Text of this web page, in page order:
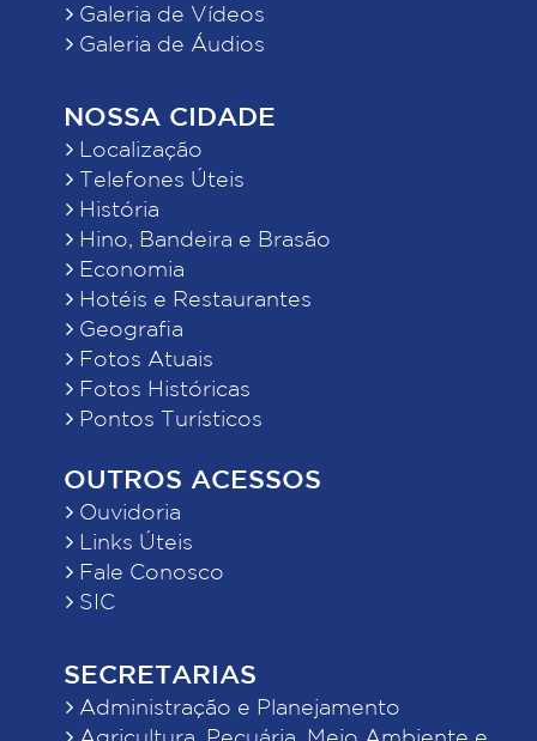
Galeria de Vídeos
Galeria de Áudios
NOSSA CIDADE
Localização
Telefones Úteis
História
Hino, Bandeira e Brasão
Economia
Hotéis e Restaurantes
Geografia
Fotos Atuais
Fotos Históricas
Pontos Turísticos
OUTROS ACESSOS
Ouvidoria
Links Úteis
Fale Conosco
SIC
SECRETARIAS
Administração e Planejamento